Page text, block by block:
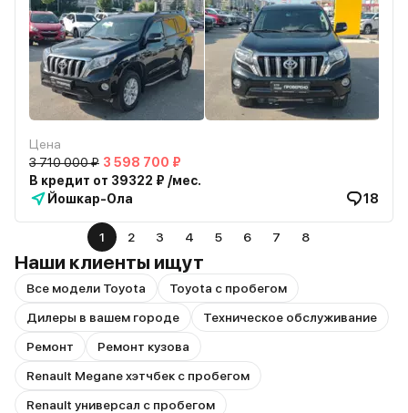
Цена
3 710 000 ₽ 3 598 700 ₽
В кредит от 39322 ₽ /мес.
Йошкар-Ола
18
1 2 3 4 5 6 7 8
Наши клиенты ищут
Все модели Toyota
Toyota с пробегом
Дилеры в вашем городе
Техническое обслуживание
Ремонт
Ремонт кузова
Renault Megane хэтчбек с пробегом
Renault универсал с пробегом